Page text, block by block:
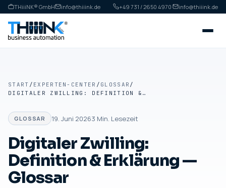
THiiiNK® GmbH info@thiiink.de +49 731 / 2650 4970· info@thiiink.de
START / EXPERTEN-CENTER / GLOSSAR /
DIGITALER ZWILLING: DEFINITION & ERKLÄRUNG — GLOSSAR
GLOSSAR 19. Juni 20263 Min. Lesezeit
Digitaler Zwilling:
Definition & Erklärung —
Glossar